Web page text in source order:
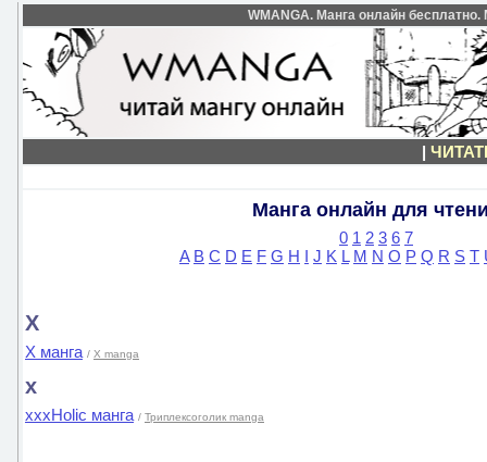
WMANGA. Манга онлайн
|
Манга онлайн для
0 1 2 3 6 7
A B C D E F G H I J K L M N O P Q R S T
X
X манга / X manga
x
xxxHolic манга / Триплексоголик manga